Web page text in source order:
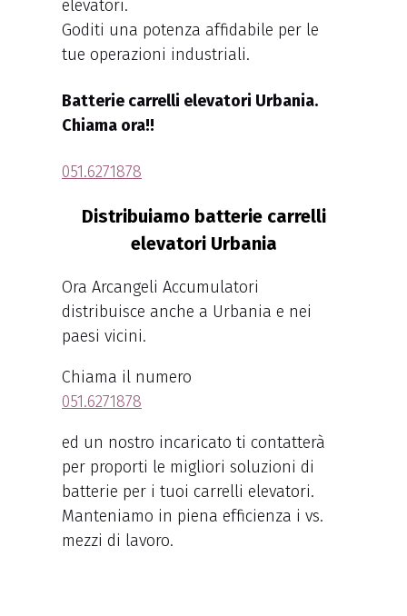
elevatori.
Goditi una potenza affidabile per le
tue operazioni industriali.
Batterie carrelli elevatori Urbania.
Chiama ora!!
051.6271878
Distribuiamo batterie carrelli
elevatori Urbania
Ora Arcangeli Accumulatori
distribuisce anche a Urbania e nei
paesi vicini.
Chiama il numero
051.6271878
ed un nostro incaricato ti contatterà
per proporti le migliori soluzioni di
batterie per i tuoi carrelli elevatori.
Manteniamo in piena efficienza i vs.
mezzi di lavoro.